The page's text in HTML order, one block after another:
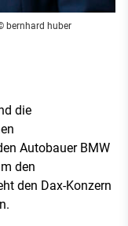
bernhard huber
die
Autobauer BMW
den
den Dax-Konzern